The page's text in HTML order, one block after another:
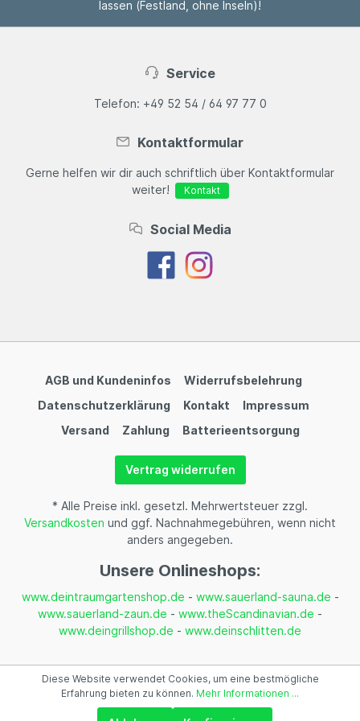
Hochdruck zu einem homogenen Material
Produziert nach EN 438 Links: T&J
Garantiebedingungen TEJEPLAN (pdf)
lassen (Festland, ohne Inseln)!
Service
Telefon: +49 52 54 / 64 97 77 0
Kontaktformular
Gerne helfen wir dir auch schriftlich über Kontaktformular
weiter!
Kontakt
Social Media
AGB und Kundeninfos
Widerrufsbelehrung
Datenschutzerklärung
Kontakt
Impressum
Versand
Zahlung Batterieentsorgung
Vertrag widerrufen
* Alle Preise inkl. gesetzl. Mehrwertsteuer zzgl.
Versandkosten und ggf. Nachnahmegebühren, wenn nicht
anders angegeben.
Unsere Onlineshops:
www.deintraumgartenshop.de - www.sauerland-sauna.de -
www.sauerland-zaun.de - www.theScandinavian.de -
www.deingrillshop.de - www.deinschlitten.de
Diese Website verwendet Cookies, um eine bestmögliche
Erfahrung bieten zu können. Mehr Informationen ...